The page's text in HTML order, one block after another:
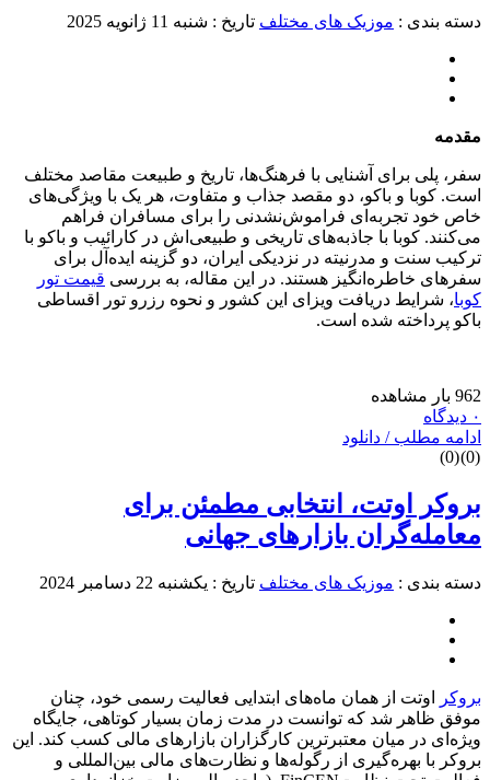
بندی : موزیک های مختلف تاریخ : شنبه 11 ژانویه 2025
پلی برای آشنایی با فرهنگ‌ها، تاریخ و طبیعت مقاصد مختلف
کوبا و باکو، دو مقصد جذاب و متفاوت، هر یک با ویژگی‌های
خود تجربه‌ای فراموش‌نشدنی را برای مسافران فراهم
کوبا با جاذبه‌های تاریخی و طبیعی‌اش در کارائیب و باکو با
سنت و مدرنیته در نزدیکی ایران، دو گزینه ایده‌آل برای
خاطره‌انگیز هستند. در این مقاله، به بررسی قیمت تور
، شرایط دریافت ویزای این کشور و نحوه رزرو تور اقساطی
پرداخته شده است.
بار مشاهده
مطلب / دانلود
0
)
(
0
)
اوتت، انتخابی مطمئن برای
بازارهای جهانی
بندی : موزیک های مختلف تاریخ : یکشنبه 22 دسامبر 2024
اوتت از همان ماه‌های ابتدایی فعالیت‌ رسمی خود، چنان
ظاهر شد که توانست در مدت زمان بسیار کوتاهی، جایگاه
در میان معتبرترین کارگزاران بازارهای مالی کسب کند. این
با بهره‌گیری از رگوله‌ها و نظارت‌های مالی بین‌المللی و